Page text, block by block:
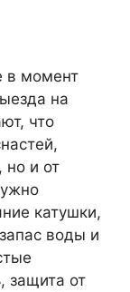
в момент
на
что
но и от
катушки,
воды и
защита от